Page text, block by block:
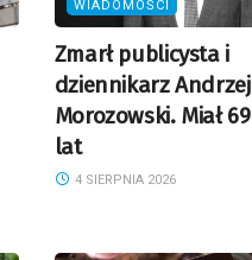
WIADOMOŚCI
Zmarł publicysta i
dziennikarz Andrzej
Morozowski. Miał 69
lat
4 SIERPNIA 2026